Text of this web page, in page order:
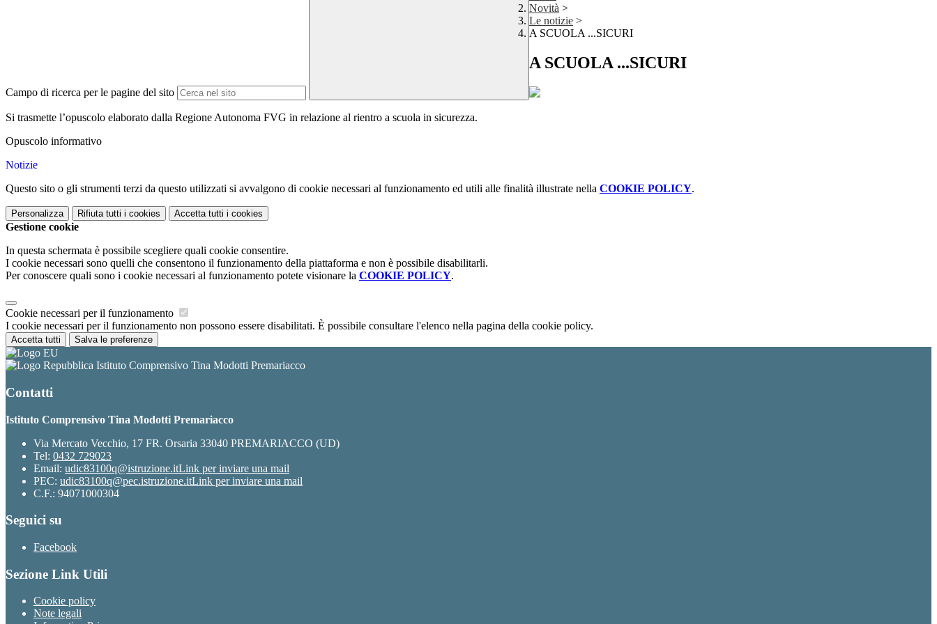
Campo di ricerca per le pagine del sito
Novità >
Le notizie >
A SCUOLA ...SICURI
A SCUOLA ...SICURI
Si trasmette l’opuscolo elaborato dalla Regione Autonoma FVG in relazione al rientro a scuola in sicurezza.
Opuscolo informativo
Notizie
Questo sito o gli strumenti terzi da questo utilizzati si avvalgono di cookie necessari al funzionamento ed utili alle finalità illustrate nella COOKIE POLICY.
Personalizza Rifiuta tutti i cookies Accetta tutti i cookies
Gestione cookie
In questa schermata è possibile scegliere quali cookie consentire.
I cookie necessari sono quelli che consentono il funzionamento della piattaforma e non è possibile disabilitarli.
Per conoscere quali sono i cookie necessari al funzionamento potete visionare la COOKIE POLICY.
Cookie necessari per il funzionamento
I cookie necessari per il funzionamento non possono essere disabilitati. È possibile consultare l'elenco nella pagina della cookie policy.
Accetta tutti Salva le preferenze
Istituto Comprensivo Tina Modotti Premariacco
Contatti
Istituto Comprensivo Tina Modotti Premariacco
Via Mercato Vecchio, 17 FR. Orsaria 33040 PREMARIACCO (UD)
Tel: 0432 729023
Email: udic83100q@istruzione.itLink per inviare una mail
PEC: udic83100q@pec.istruzione.itLink per inviare una mail
C.F.: 94071000304
Seguici su
Facebook
Sezione Link Utili
Cookie policy
Note legali